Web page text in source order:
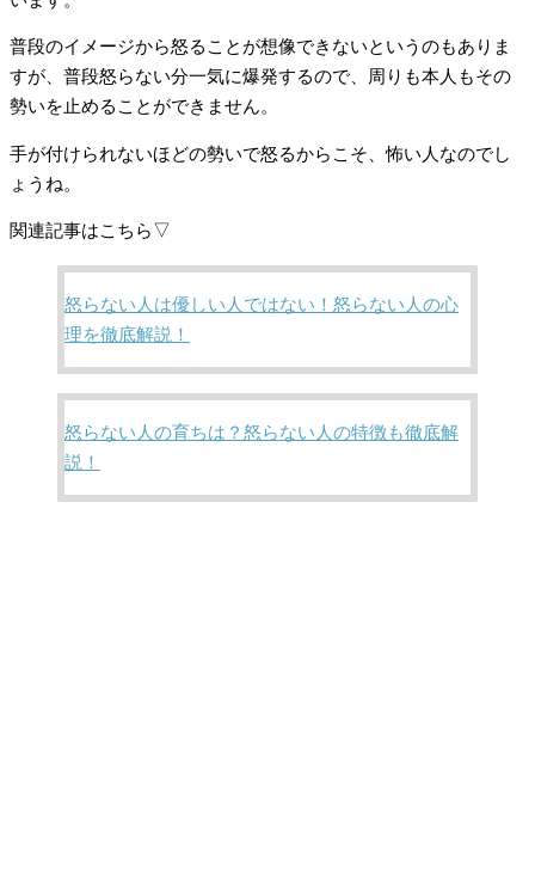
普段のイメージから怒ることが想像できないというのもありま
すが、普段怒らない分一気に爆発するので、周りも本人もその
勢いを止めることができません。
手が付けられないほどの勢いで怒るからこそ、怖い人なのでし
ょうね。
関連記事はこちら▽
怒らない人は優しい人ではない！怒らない人の心
理を徹底解説！
怒らない人の育ちは？怒らない人の特徴も徹底解
説！